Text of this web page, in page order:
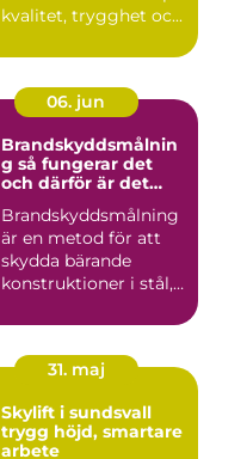
kvalitet, trygghet oc...
06. jun
Brandskyddsmålnin
g så fungerar det
och därför är det
Brandskyddsmålning
är en metod för att
skydda bärande
konstruktioner i stål,
d...
31. maj
Skylift i sundsvall
trygg höjd, smartare
arbete